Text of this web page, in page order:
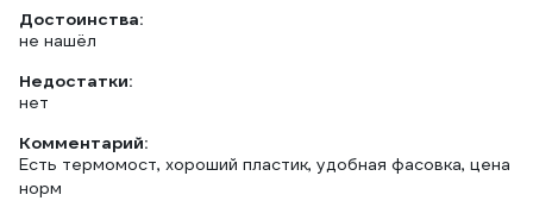
Достоинства:
не нашёл
Недостатки:
нет
Комментарий:
Есть термомост, хороший пластик, удобная фасовка, цена
норм